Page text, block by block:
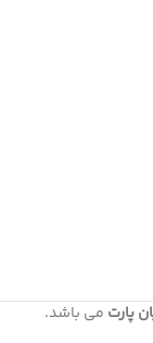
پارت می باشد.